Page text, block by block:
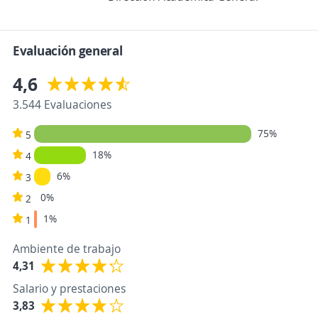
Evaluación general
4,6
3.544 Evaluaciones
5
75%
4
18%
3
6%
2
0%
1
1%
Ambiente de trabajo
4,31
Salario y prestaciones
3,83